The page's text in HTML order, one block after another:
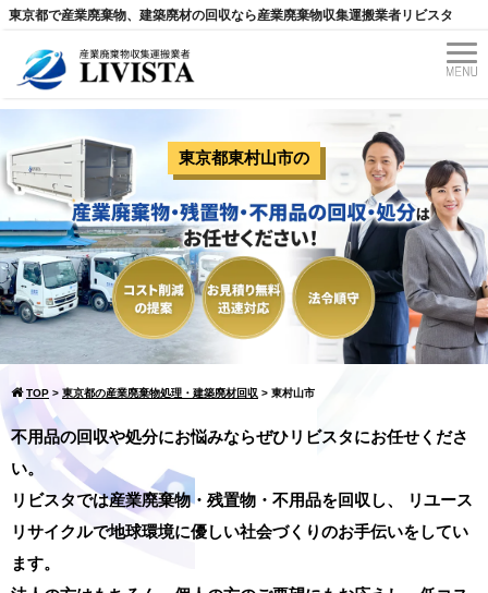
東京都で産業廃棄物、建築廃材の回収なら産業廃棄物収集運搬業者リビスタ
東京都東村山市の
TOP > 東京都の産業廃棄物処理・建築廃材回収 > 東村山市
不用品の回収や処分にお悩みならぜひリビスタにお任せくださ
い。
リビスタでは産業廃棄物・残置物・不用品を回収し、
リユース
リサイクルで地球環境に優しい社会づくりのお手伝いをしてい
ます。